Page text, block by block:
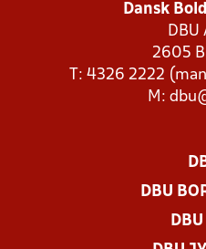
Dansk
DBU
2605
T: 4326 2222
M:
DBU
DBU